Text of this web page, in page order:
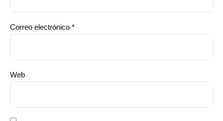
Correo electrónico *
Web